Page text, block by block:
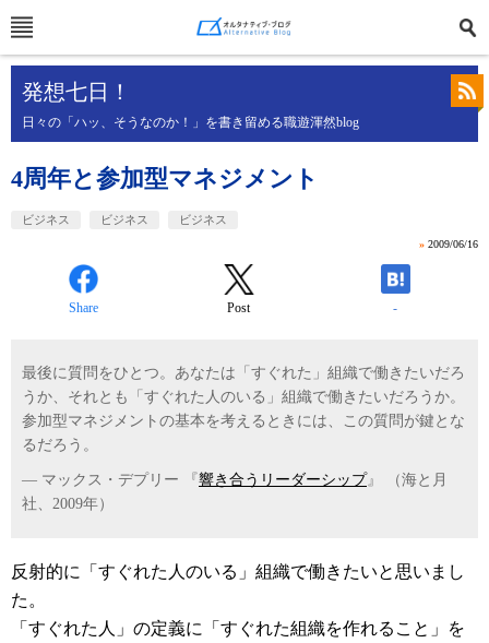
発想七日！
日々の「ハッ、そうなのか！」を書き留める職遊渾然blog
4周年と参加型マネジメント
ビジネス ビジネス ビジネス
» 2009/06/16
Share Post -
最後に質問をひとつ。あなたは「すぐれた」組織で働きたいだろ
うか、それとも「すぐれた人のいる」組織で働きたいだろうか。
参加型マネジメントの基本を考えるときには、この質問が鍵とな
るだろう。
― マックス・デプリー 『響き合うリーダーシップ』 （海と月
社、2009年）
反射的に「すぐれた人のいる」組織で働きたいと思いまし
た。
「すぐれた人」の定義に「すぐれた組織を作れること」を